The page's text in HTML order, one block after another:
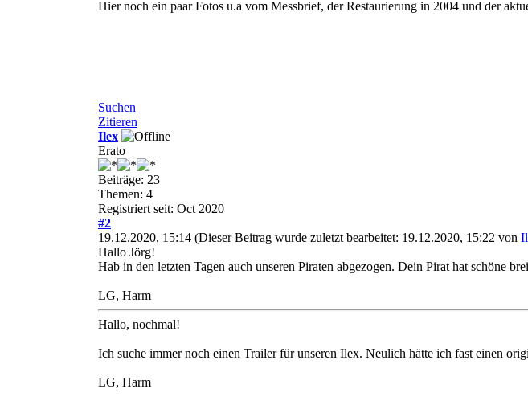
Hier noch ein paar Fotos u.a vom Messbrief, der Restaurierung in 2004 und der
Suchen
Zitieren
Ilex
Erato
Beiträge: 23
Themen: 4
Registriert seit: Oct 2020
#2
19.12.2020, 15:14 (Dieser Beitrag wurde zuletzt bearbeitet: 19.12.2020, 15:22 von
Hallo Jörg!
Hab in den letzten Tagen auch unseren Piraten abgezogen. Dein Pirat hat schöne
LG, Harm
Hallo, nochmal!
Ich suche immer noch einen Trailer für unseren Ilex. Neulich hätte ich fast einen
LG, Harm